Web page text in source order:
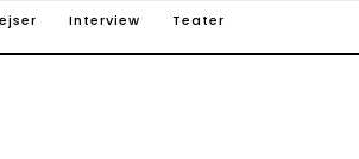
Interview Teater